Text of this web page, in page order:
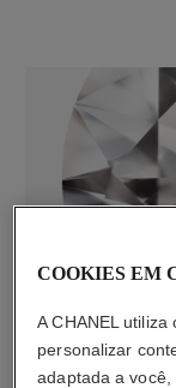
1 diamante
As
COOKIES EM
A CHANEL
personalizar
adaptada a